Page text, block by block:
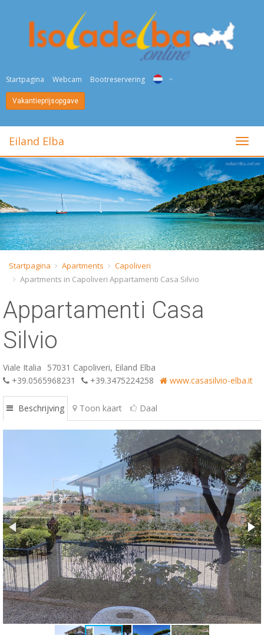
Startpagina Webcam Bootreservering
DEU
FRA
PYC
ESP
SLO
Vakantieprijsopgave
Eiland Elba
Startpagina Apartments
Capoliveri
Apartments in Capoliveri Appartamenti Casa Silvio
Appartamenti Casa
Silvio
Viale Italia
57031 Capoliveri, Eiland Elba
+39.0565968231
+39.3475224258 www.casasilvio-elba.it
Beschrijving Toon kaart Daal